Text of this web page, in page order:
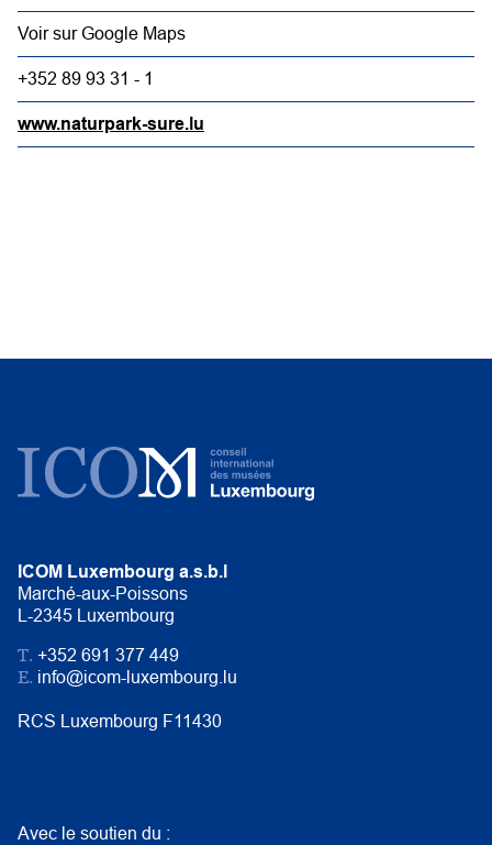
Voir sur Google Maps
+352 89 93 31 - 1
www.naturpark-sure.lu
ICOM Luxembourg a.s.b.l
Marché-aux-Poissons
L-2345 Luxembourg
T. +352 691 377 449
E. info@icom-luxembourg.lu
RCS Luxembourg F11430
Avec le soutien du :